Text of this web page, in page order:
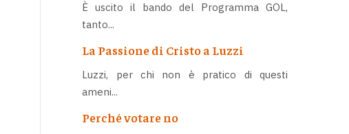
È uscito il bando del Programma GOL,
tanto...
La Passione di Cristo a Luzzi
Luzzi, per chi non è pratico di questi
ameni...
Perché votare no